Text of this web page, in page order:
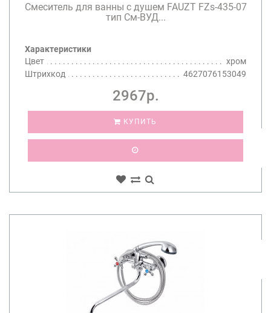
Смеситель для ванны с душем FAUZT FZs-435-07
тип См-ВУД...
Характеристики
Цвет
хром
Штрихкод
4627076153049
2967р.
КУПИТЬ